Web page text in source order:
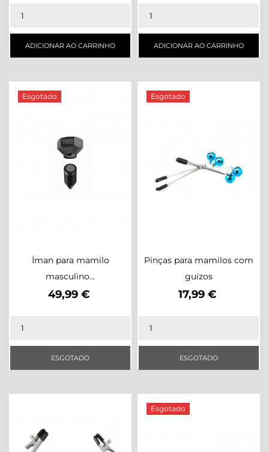
ADICIONAR AO CARRINHO ADICIONAR AO CARRINHO
Íman para mamilo
masculino...
Preço
49,99 €
ESGOTADO
Esgotado
Pinças para mamilos com
guizos
Preço
17,99 €
ESGOTADO
Esgotado
Esgotado